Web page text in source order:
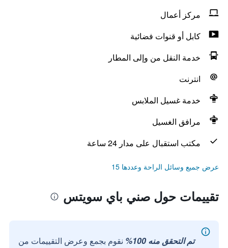
مركز أعمال
كابل أو قنوات فضائية
خدمة النقل من وإلى المطار
انترنت
خدمة غسيل الملابس
مرافق الغسيل
مكتب استقبال على مدار 24 ساعة
عرض جميع وسائل الراحة وعددها 15
تقييمات حول صني باي سويتس
تم التحقق منه 100%
نقوم بجمع وعرض التقييمات من